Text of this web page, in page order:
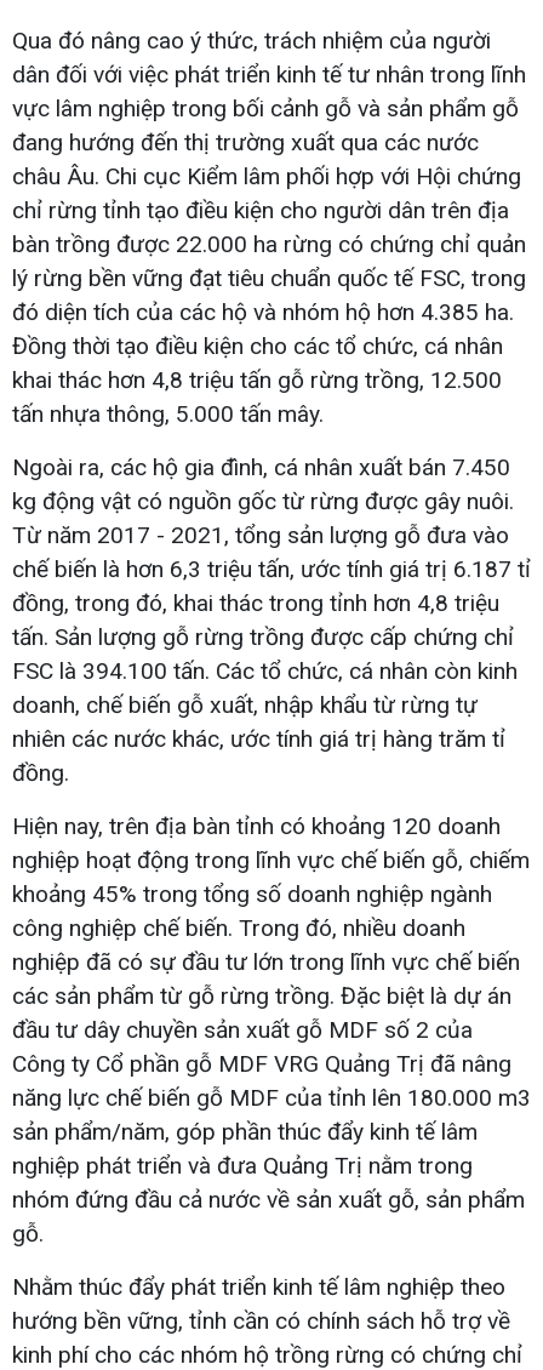
Qua đó nâng cao ý thức, trách nhiệm của người
dân đối với việc phát triển kinh tế tư nhân trong lĩnh
vực lâm nghiệp trong bối cảnh gỗ và sản phẩm gỗ
đang hướng đến thị trường xuất qua các nước
châu Âu. Chi cục Kiểm lâm phối hợp với Hội chứng
chỉ rừng tỉnh tạo điều kiện cho người dân trên địa
bàn trồng được 22.000 ha rừng có chứng chỉ quản
lý rừng bền vững đạt tiêu chuẩn quốc tế FSC, trong
đó diện tích của các hộ và nhóm hộ hơn 4.385 ha.
Đồng thời tạo điều kiện cho các tổ chức, cá nhân
khai thác hơn 4,8 triệu tấn gỗ rừng trồng, 12.500
tấn nhựa thông, 5.000 tấn mây.
Ngoài ra, các hộ gia đình, cá nhân xuất bán 7.450
kg động vật có nguồn gốc từ rừng được gây nuôi.
Từ năm 2017 - 2021, tổng sản lượng gỗ đưa vào
chế biến là hơn 6,3 triệu tấn, ước tính giá trị 6.187 tỉ
đồng, trong đó, khai thác trong tỉnh hơn 4,8 triệu
tấn. Sản lượng gỗ rừng trồng được cấp chứng chỉ
FSC là 394.100 tấn. Các tổ chức, cá nhân còn kinh
doanh, chế biến gỗ xuất, nhập khẩu từ rừng tự
nhiên các nước khác, ước tính giá trị hàng trăm tỉ
đồng.
Hiện nay, trên địa bàn tỉnh có khoảng 120 doanh
nghiệp hoạt động trong lĩnh vực chế biến gỗ, chiếm
khoảng 45% trong tổng số doanh nghiệp ngành
công nghiệp chế biến. Trong đó, nhiều doanh
nghiệp đã có sự đầu tư lớn trong lĩnh vực chế biến
các sản phẩm từ gỗ rừng trồng. Đặc biệt là dự án
đầu tư dây chuyền sản xuất gỗ MDF số 2 của
Công ty Cổ phần gỗ MDF VRG Quảng Trị đã nâng
năng lực chế biến gỗ MDF của tỉnh lên 180.000 m3
sản phẩm/năm, góp phần thúc đẩy kinh tế lâm
nghiệp phát triển và đưa Quảng Trị nằm trong
nhóm đứng đầu cả nước về sản xuất gỗ, sản phẩm
gỗ.
Nhằm thúc đẩy phát triển kinh tế lâm nghiệp theo
hướng bền vững, tỉnh cần có chính sách hỗ trợ về
kinh phí cho các nhóm hộ trồng rừng có chứng chỉ